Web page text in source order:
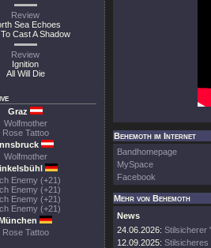
Review
Sea Echoes
Cast A Shadow
Review
Ignition
All Will Die
Graz
Wolfmother
Rose Tattoo
Wolfmother
Enemy (+21)
Enemy (+21)
Enemy (+21)
Enemy (+21)
Rose Tattoo
Behemoth im Internet
Bandhomepage
MySpace
Facebook
Mehr von Behemoth
News
24.06.2026: Stilsicherer
12.09.2025: